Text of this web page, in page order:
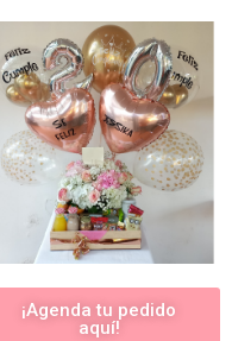
¡Agenda tu pedido
aquí!